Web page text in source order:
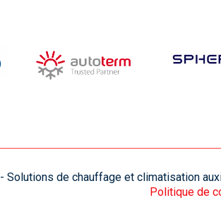
- Solutions de chauffage et climatisation
Politique de